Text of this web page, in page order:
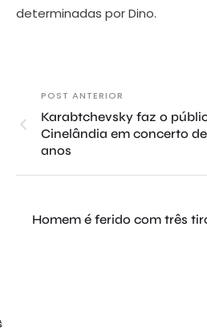
determinadas por Dino.
POST ANTERIOR
Karabtchevsky faz o
Cinelândia em concerto
anos
Homem é ferido com três